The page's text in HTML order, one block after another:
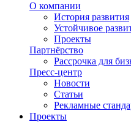
О компании
История развития
Устойчивое
Проекты
Партнёрство
Рассрочка для
Пресс-центр
Новости
Статьи
Рекламные
Проекты